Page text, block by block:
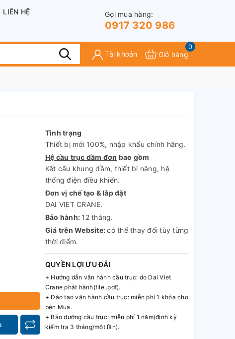
LIÊN HỆ Gọi mua hàng:
0917 320 986
Tài khoản
0
Giỏ hàng
Tình trạng
Thiết bị mới 100%, nhập khẩu chính hãng.
Hệ cầu trục dầm đơn bao gồm
Kết cấu khung dầm, thiết bị nâng, hệ
thống điện điều khiển.
Đơn vị chế tạo & lắp đặt
DAI VIET CRANE.
Bảo hành: 12 tháng.
Giá trên Website:có thể thay đổi tùy từng
thời điểm.
QUYỀN LỢI ƯU ĐÃI
+ Hướng dẫn vận hành cầu trục: do Dai Viet
Crane phát hành(file .pdf).
+ Đào tạo vận hành cầu trục: miễn phí 1 khóa cho
bên Mua.
+ Bảo dưỡng cầu trục: miễn phí 1 năm(định kỳ
kiểm tra 3 tháng/một lần).